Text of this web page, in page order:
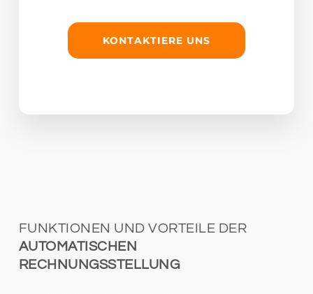
KONTAKTIERE UNS
FUNKTIONEN UND VORTEILE DER
AUTOMATISCHEN
RECHNUNGSSTELLUNG